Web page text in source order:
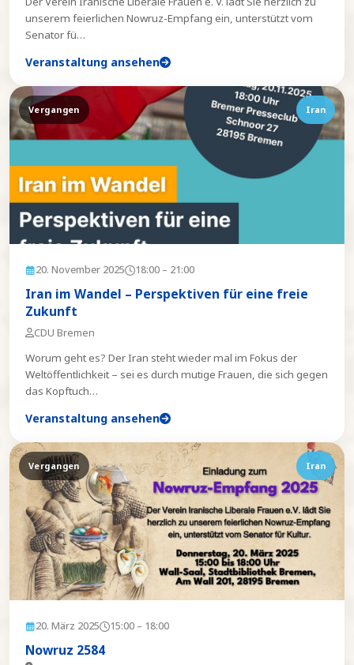
unserem feierlichen Nowruz-Empfang ein, unterstützt vom
Senator fü…
Veranstaltung ansehen
Vergangen Iran
20. November 2025 18:00 – 21:00
Iran im Wandel – Perspektiven für eine freie
Zukunft
CDU Bremen
Worum geht es? Der Iran steht wieder mal im Fokus der
Weltöffentlichkeit – sei es durch mutige Frauen, die sich gegen
das Kopftuch…
Veranstaltung ansehen
Vergangen Iran
20. März 2025 15:00 – 18:00
Nowruz 2584